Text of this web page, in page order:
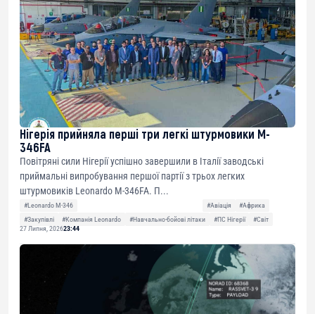
Нігерія прийняла перші три легкі штурмовики M-
346FA
Повітряні сили Нігерії успішно завершили в Італії заводські
приймальні випробування першої партії з трьох легких
штурмовиків Leonardo M-346FA. П...
#Leonardo M-346 #Авіація
#Африка
#Закупівлі
#Компанія Leonardo #Навчально-бойові літаки #ПС Нігерії
#Світ
27 Липня, 202623:44